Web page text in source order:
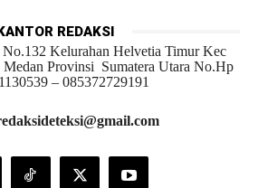
REDAKSI
No.132 Kelurahan Helvetia Timur Kec
Provinsi Sumatera Utara No.Hp
– 085372729191